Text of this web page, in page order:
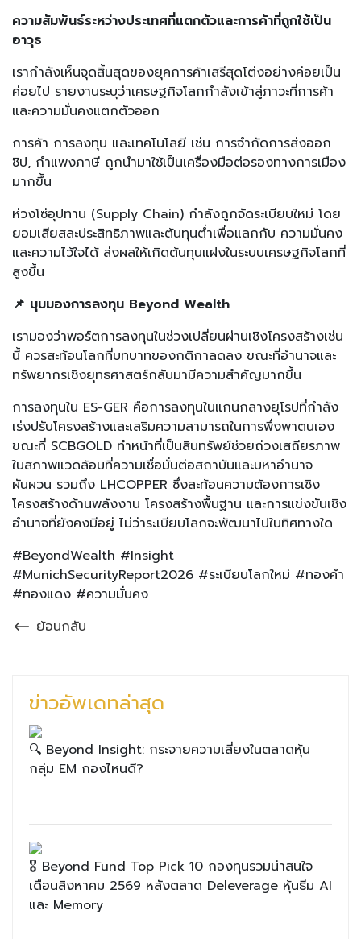
ความสัมพันธ์ระหว่างประเทศที่แตกตัวและการค้าที่ถูกใช้เป็น
อาวุธ
เรากำลังเห็นจุดสิ้นสุดของยุคการค้าเสรีสุดโต่งอย่างค่อยเป็น
ค่อยไป รายงานระบุว่าเศรษฐกิจโลกกำลังเข้าสู่ภาวะที่การค้า
และความมั่นคงแตกตัวออก
การค้า การลงทุน และเทคโนโลยี เช่น การจำกัดการส่งออก
ชิป, กำแพงภาษี ถูกนำมาใช้เป็นเครื่องมือต่อรองทางการเมือง
มากขึ้น
ห่วงโซ่อุปทาน (Supply Chain) กำลังถูกจัดระเบียบใหม่ โดย
ยอมเสียสละประสิทธิภาพและต้นทุนต่ำเพื่อแลกกับ ความมั่นคง
และความไว้ใจได้ ส่งผลให้เกิดต้นทุนแฝงในระบบเศรษฐกิจโลกที่
สูงขึ้น
📌 มุมมองการลงทุน Beyond Wealth
เรามองว่าพอร์ตการลงทุนในช่วงเปลี่ยนผ่านเชิงโครงสร้างเช่น
นี้ ควรสะท้อนโลกที่บทบาทของกติกาลดลง ขณะที่อำนาจและ
ทรัพยากรเชิงยุทธศาสตร์กลับมามีความสำคัญมากขึ้น
การลงทุนใน ES-GER คือการลงทุนในแกนกลางยุโรปที่กำลัง
เร่งปรับโครงสร้างและเสริมความสามารถในการพึ่งพาตนเอง
ขณะที่ SCBGOLD ทำหน้าที่เป็นสินทรัพย์ช่วยถ่วงเสถียรภาพ
ในสภาพแวดล้อมที่ความเชื่อมั่นต่อสถาบันและมหาอำนาจ
ผันผวน รวมถึง LHCOPPER ซึ่งสะท้อนความต้องการเชิง
โครงสร้างด้านพลังงาน โครงสร้างพื้นฐาน และการแข่งขันเชิง
อำนาจที่ยังคงมีอยู่ ไม่ว่าระเบียบโลกจะพัฒนาไปในทิศทางใด
#BeyondWealth #Insight
#MunichSecurityReport2026 #ระเบียบโลกใหม่ #ทองคำ
#ทองแดง #ความมั่นคง
ย้อนกลับ
ข่าวอัพเดทล่าสุด
🔍 Beyond Insight: กระจายความเสี่ยงในตลาดหุ้น
กลุ่ม EM กองไหนดี?
🎖 Beyond Fund Top Pick 10 กองทุนรวมน่าสนใจ
เดือนสิงหาคม 2569 หลังตลาด Deleverage หุ้นธีม AI
และ Memory